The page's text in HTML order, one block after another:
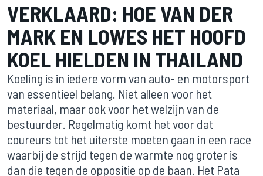
VERKLAARD: HOE VAN DER
MARK EN LOWES HET HOOFD
KOEL HIELDEN IN THAILAND
Koeling is in iedere vorm van auto- en motorsport
van essentieel belang. Niet alleen voor het
materiaal, maar ook voor het welzijn van de
bestuurder. Regelmatig komt het voor dat
coureurs tot het uiterste moeten gaan in een race
waarbij de strijd tegen de warmte nog groter is
dan die tegen de oppositie op de baan. Het Pata